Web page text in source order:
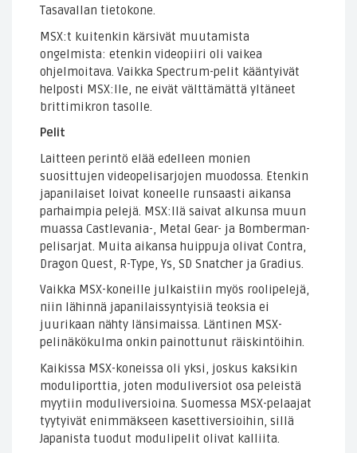
Tasavallan tietokone.
MSX:t kuitenkin kärsivät muutamista
ongelmista: etenkin videopiiri oli vaikea
ohjelmoitava. Vaikka Spectrum-pelit kääntyivät
helposti MSX:lle, ne eivät välttämättä yltäneet
brittimikron tasolle.
Pelit
Laitteen perintö elää edelleen monien
suosittujen videopelisarjojen muodossa. Etenkin
japanilaiset loivat koneelle runsaasti aikansa
parhaimpia pelejä. MSX:llä saivat alkunsa muun
muassa Castlevania-, Metal Gear- ja Bomberman-
pelisarjat. Muita aikansa huippuja olivat Contra,
Dragon Quest, R-Type, Ys, SD Snatcher ja Gradius.
Vaikka MSX-koneille julkaistiin myös roolipelejä,
niin lähinnä japanilaissyntyisiä teoksia ei
juurikaan nähty länsimaissa. Läntinen MSX-
pelinäkökulma onkin painottunut räiskintöihin.
Kaikissa MSX-koneissa oli yksi, joskus kaksikin
moduliporttia, joten moduliversiot osa peleistä
myytiin moduliversioina. Suomessa MSX-pelaajat
tyytyivät enimmäkseen kasettiversioihin, sillä
Japanista tuodut modulipelit olivat kalliita.